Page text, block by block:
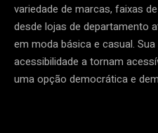
variedade de marcas, faixas
desde lojas de departamento
em moda básica e casual.
acessibilidade a tornam
uma opção democrática e